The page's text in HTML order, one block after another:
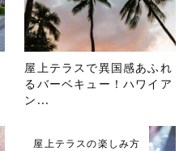
屋上テラスで異国感あふれ
るバーベキュー！ハワイア
ン...
屋上テラスの楽しみ方